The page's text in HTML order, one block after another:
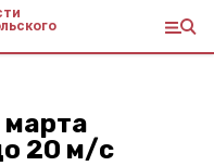
марта
20 м/с